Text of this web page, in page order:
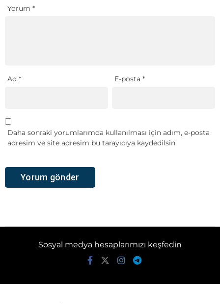
Yorum *
Ad * E-posta*
Daha sonraki yorumlarımda kullanılması için adım, e-posta
adresim ve site adresim bu tarayıcıya kaydedilsin.
Sosyal medya hesaplarımızı keşfedin